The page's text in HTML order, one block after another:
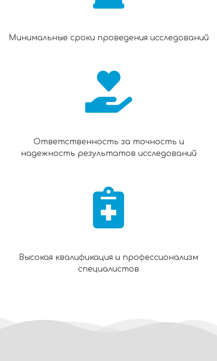
Минимальные сроки проведения исследований
Ответственность за точность и
надежность результатов исследований
Высокая квалификация и профессионализм
специалистов